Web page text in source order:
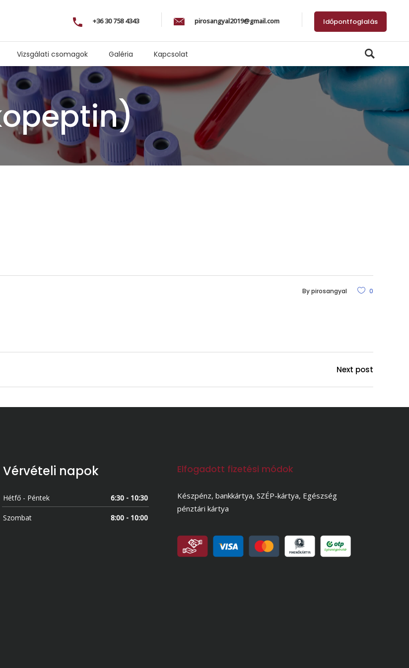
+36 30 758 4343 pirosangyal2019@gmail.com Időpontfoglalás
Vizsgálati csomagok Galéria Kapcsolat
Bypirosangyal 0
Next post
Vérvételi napok
Hétfő - Péntek 6:30 - 10:30
Szombat 8:00 - 10:00
Elfogadott fizetési módok
Készpénz, bankkártya, SZÉP-kártya, Egészség
pénztári kártya